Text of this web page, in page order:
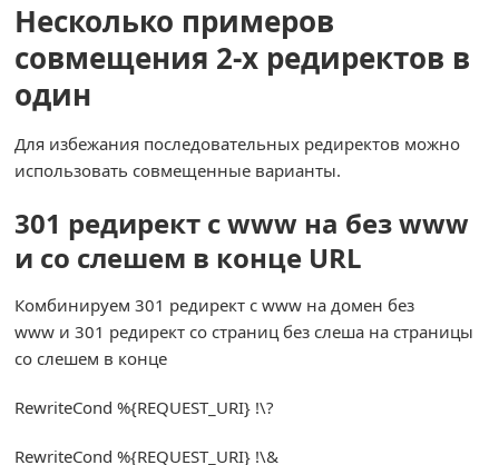
Несколько примеров
совмещения 2-х редиректов в
один
Для избежания последовательных редиректов можно
использовать совмещенные варианты.
301 редирект с www на без www
и со слешем в конце URL
Комбинируем 301 редирект с www на домен без
www и 301 редирект со страниц без слеша на страницы
со слешем в конце
RewriteCond %{REQUEST_URI} !\?
RewriteCond %{REQUEST_URI} !\&